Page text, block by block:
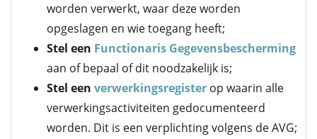
worden verwerkt, waar deze worden
opgeslagen en wie toegang heeft;
Stel een Functionaris Gegevensbescherming
aan of bepaal of dit noodzakelijk is;
Stel een verwerkingsregister op waarin alle
verwerkingsactiviteiten gedocumenteerd
worden. Dit is een verplichting volgens de AVG;